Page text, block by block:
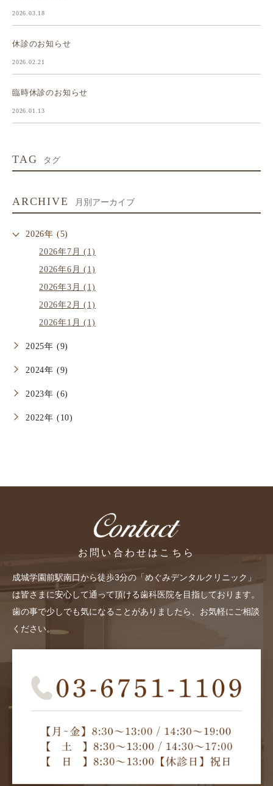
2026.03.18
休診のお知らせ
2026.02.21
臨時休診のお知らせ
2026.01.13
TAG タグ
ARCHIVE 月別アーカイブ
2026年 (5)
2026年7月 (1)
2026年6月 (1)
2026年3月 (1)
2026年2月 (1)
2026年1月 (1)
2025年 (9)
2024年 (9)
2023年 (6)
2022年 (10)
お問い合わせはこちら
成城学園前駅南口から徒歩3分の「めぐみデンタルクリニック」
は皆さまに安心して通って頂ける歯科医院を目指しております。
歯の事で少しでも気になることがありましたら、お気軽にご相談
ください。